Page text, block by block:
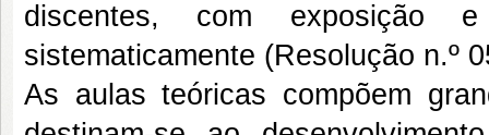
discentes, com exposição
sistematicamente (Resolução n.º
As aulas teóricas compõem